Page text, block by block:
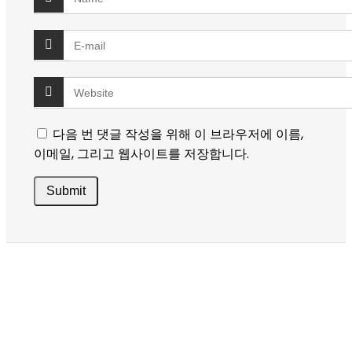
다음 번 댓글 작성을 위해 이 브라우저에 이름,
이메일, 그리고 웹사이트를 저장합니다.